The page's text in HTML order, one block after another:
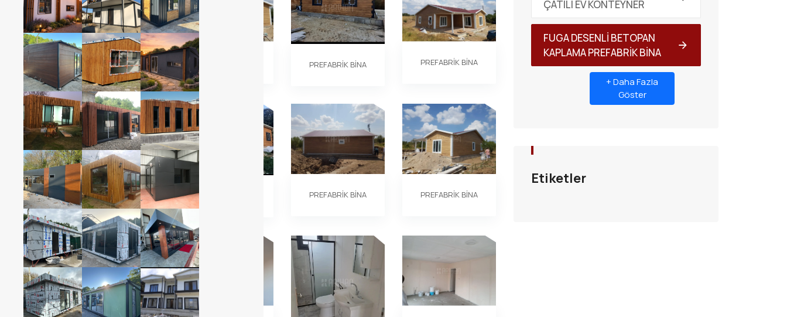
PREFABRİK BİNA PREFABRİK BİNA PREFABRİK BİNA PREFABRİK BİNA
PREFABRİK BİNA PREFABRİK BİNA PREFABRİK BİNA PREFABRİK BİNA
ÇATILI EV KONTEYNER
FUGA DESENLİ BETOPAN
KAPLAMA PREFABRİK BİNA
+ Daha Fazla
Göster
Etiketler